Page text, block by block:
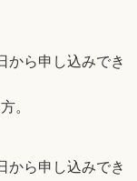
から申し込みでき
。
から申し込みでき